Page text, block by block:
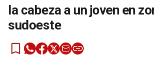
la cabeza a un joven en
sudoeste